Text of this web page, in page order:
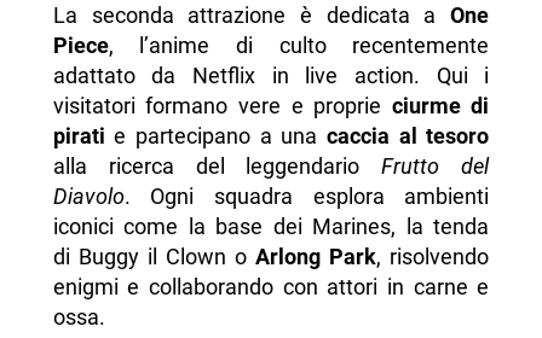
La seconda attrazione è dedicata aOne
Piece, l’anime di culto recentemente
adattato da Netflix in live action. Qui i
visitatori formano vere e proprie ciurme di
pirati e partecipano a una caccia al tesoro
alla ricerca del leggendarioFrutto del
Diavolo. Ogni squadra esplora ambienti
iconici come la base dei Marines, la tenda
di Buggy il Clown oArlong Park, risolvendo
enigmi e collaborando con attori in carne e
ossa.